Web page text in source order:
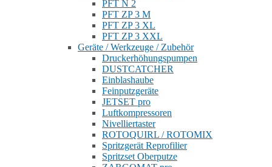
PFT N 2
PFT ZP 3 M
PFT ZP 3 XL
PFT ZP 3 XXL
Geräte / Werkzeuge / Zubehör
Druckerhöhungspumpen
DUSTCATCHER
Einblashaube
Feinputzgeräte
JETSET pro
Luftkompressoren
Nivelliertaster
ROTOQUIRL / ROTOMIX
Spritzgerät Reprofilier
Spritzset Oberputze